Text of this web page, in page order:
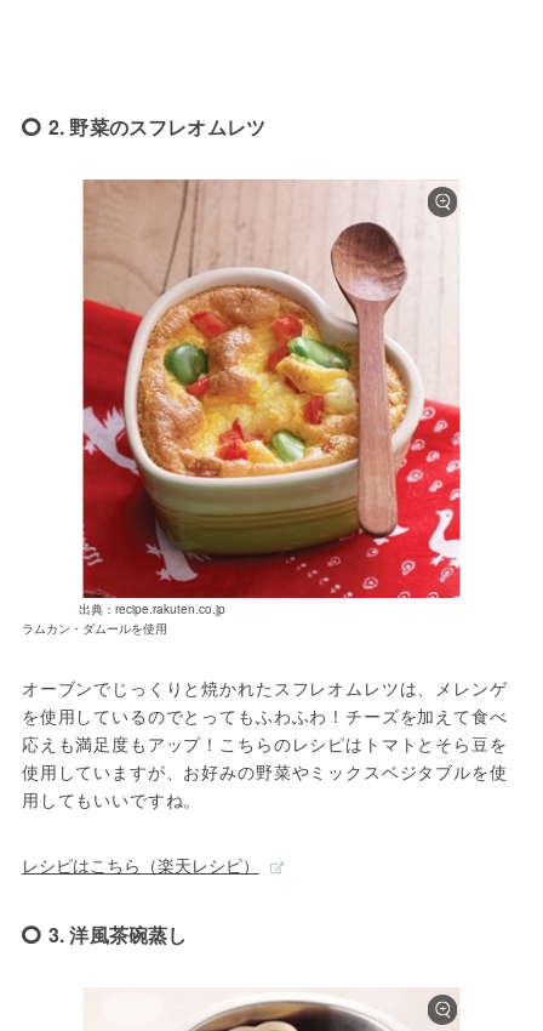
2. 野菜のスフレオムレツ
出典：recipe.rakuten.co.jp
ラムカン・ダムールを使用
オーブンでじっくりと焼かれたスフレオムレツは、メレンゲ
を使用しているのでとってもふわふわ！チーズを加えて食べ
応えも満足度もアップ！こちらのレシピはトマトとそら豆を
使用していますが、お好みの野菜やミックスベジタブルを使
用してもいいですね。
レシピはこちら（楽天レシピ）
3. 洋風茶碗蒸し